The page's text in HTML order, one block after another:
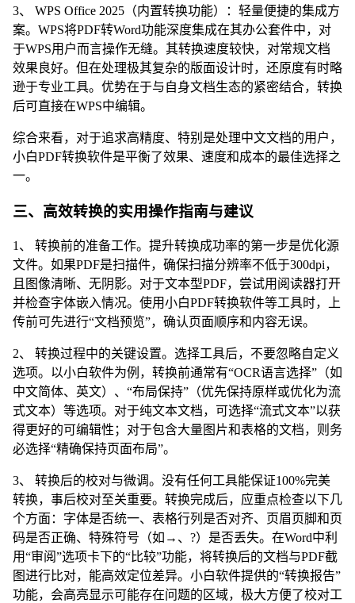
3、 WPS Office 2025（内置转换功能）：轻量便捷的集成方
案。WPS将PDF转Word功能深度集成在其办公套件中，对
于WPS用户而言操作无缝。其转换速度较快，对常规文档
效果良好。但在处理极其复杂的版面设计时，还原度有时略
逊于专业工具。优势在于与自身文档生态的紧密结合，转换
后可直接在WPS中编辑。
综合来看，对于追求高精度、特别是处理中文文档的用户，
小白PDF转换软件是平衡了效果、速度和成本的最佳选择之
一。
三、高效转换的实用操作指南与建议
1、 转换前的准备工作。提升转换成功率的第一步是优化源
文件。如果PDF是扫描件，确保扫描分辨率不低于300dpi，
且图像清晰、无阴影。对于文本型PDF，尝试用阅读器打开
并检查字体嵌入情况。使用小白PDF转换软件等工具时，上
传前可先进行“文档预览”，确认页面顺序和内容无误。
2、 转换过程中的关键设置。选择工具后，不要忽略自定义
选项。以小白软件为例，转换前通常有“OCR语言选择”（如
中文简体、英文）、“布局保持”（优先保持原样或优化为流
式文本）等选项。对于纯文本文档，可选择“流式文本”以获
得更好的可编辑性；对于包含大量图片和表格的文档，则务
必选择“精确保持页面布局”。
3、 转换后的校对与微调。没有任何工具能保证100%完美
转换，事后校对至关重要。转换完成后，应重点检查以下几
个方面：字体是否统一、表格行列是否对齐、页眉页脚和页
码是否正确、特殊符号（如→、?）是否丢失。在Word中利
用“审阅”选项卡下的“比较”功能，将转换后的文档与PDF截
图进行比对，能高效定位差异。小白软件提供的“转换报告”
功能，会高亮显示可能存在问题的区域，极大方便了校对工